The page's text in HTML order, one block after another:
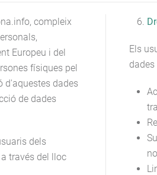
compleix
Europeu i del
físiques pel
d'aquestes dades
de dades
dels
través del lloc
Els